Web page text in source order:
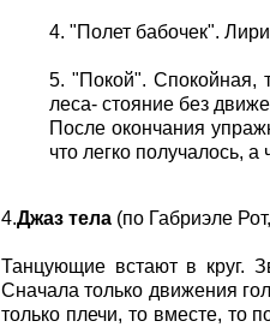
4. "Полет бабочек".
5. "Покой". Спокойная,
леса- стояние без
После окончания
что легко получалось, а
4.Джаз тела (по Габриэле
Танцующие встают в круг.
Сначала только движения
только плечи, то вместе, то